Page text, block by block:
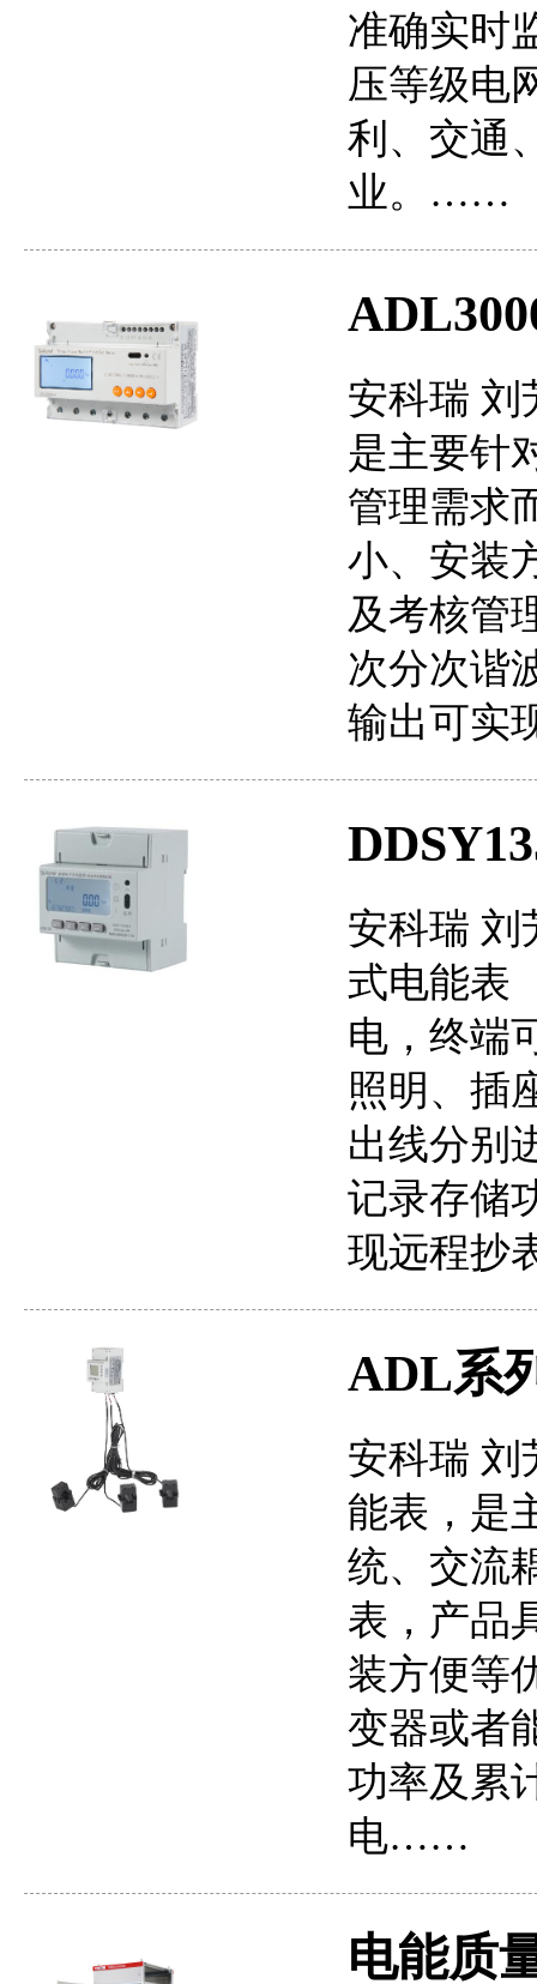
准确实时
压等级电
利、交通
业。……
安科瑞 刘
是主要针
管理需求
小、安装
及考核管
次分次谐
输出可实
安科瑞 刘
式电能表
电，终端
照明、插
出线分别
记录存储
现远程抄
ADL系
安科瑞 刘
能表，是
统、交流
表，产品
装方便等
变器或者
功率及累
电……
电能质